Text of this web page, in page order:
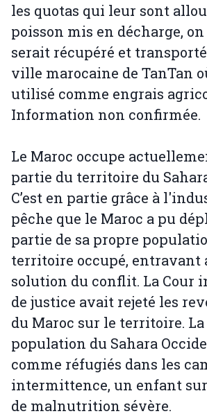
les quotas qui leur sont
poisson mis en décharge,
serait récupéré et transporté
ville marocaine de TanTan
utilisé comme engrais
Information non confirmée.
Le Maroc occupe
partie du territoire du
C’est en partie grâce à
pêche que le Maroc a pu
partie de sa propre
territoire occupé, entravant
solution du conflit. La Cour
de justice avait rejeté les
du Maroc sur le territoire.
population du Sahara
comme réfugiés dans les
intermittence, un enfant
de malnutrition sévère.